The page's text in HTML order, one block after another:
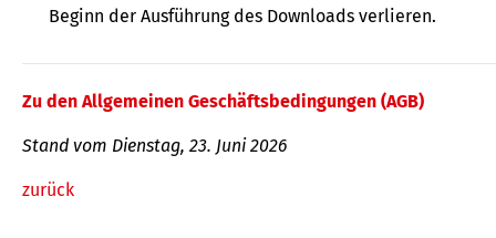
Beginn der Ausführung des Downloads verlieren.
Zu den Allgemeinen Geschäftsbedingungen (AGB)
Stand vom Dienstag, 23. Juni 2026
zurück